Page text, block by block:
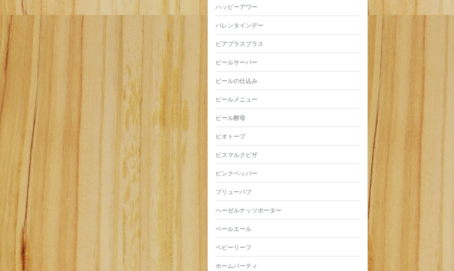
ハッピーアワー
バレンタインデー
ビアプラスプラス
ビールサーバー
ビールの仕込み
ビールメニュー
ビール酵母
ビオトープ
ビスマルクピザ
ピンクペッパー
ブリューパブ
ヘーゼルナッツポーター
ペールエール
ベビーリーフ
ホームパーティ